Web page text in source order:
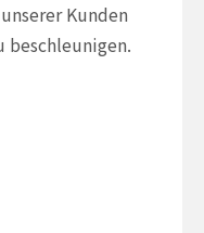
Kunden
beschleunigen.